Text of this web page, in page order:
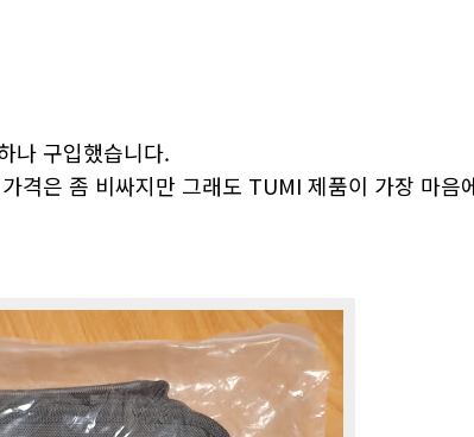
나 구입했습니다.
격은 좀 비싸지만 그래도 TUMI 제품이 가장 마음